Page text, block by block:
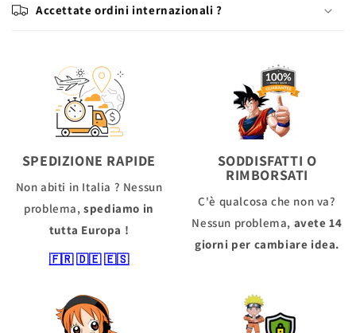
Accettate ordini internazionali ?
SPEDIZIONE RAPIDE
Non abiti in Italia ? Nessun
problema, spediamo in
tutta Europa !
🇫🇷🇩🇪🇪🇸
SODDISFATTI O
RIMBORSATI
C'è qualcosa che non va?
Nessun problema, avete 14
giorni per cambiare idea.